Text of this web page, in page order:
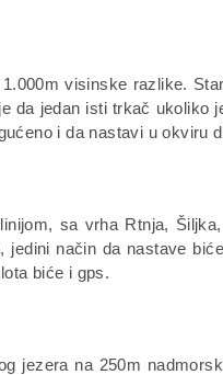
visinske razlike.
da jedan isti trkač ukoliko
i da nastavi u okviru
sa vrha Rtnja,
način da nastave
biće i gps.
jezera na 250m